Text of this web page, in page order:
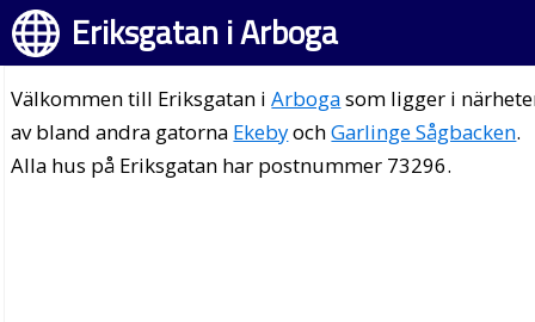
Eriksgatan i Arboga
Välkommen till Eriksgatan iArbogasom ligger i
av bland andra gatorna EkebyochGarlinge Sågbacken.
Alla hus på Eriksgatan har postnummer 73296.